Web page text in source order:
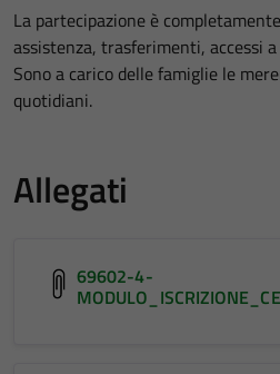
La partecipazione è
assistenza, trasferimenti, accessi
Sono a carico delle famiglie le
quotidiani.
Allegati
69602-4-